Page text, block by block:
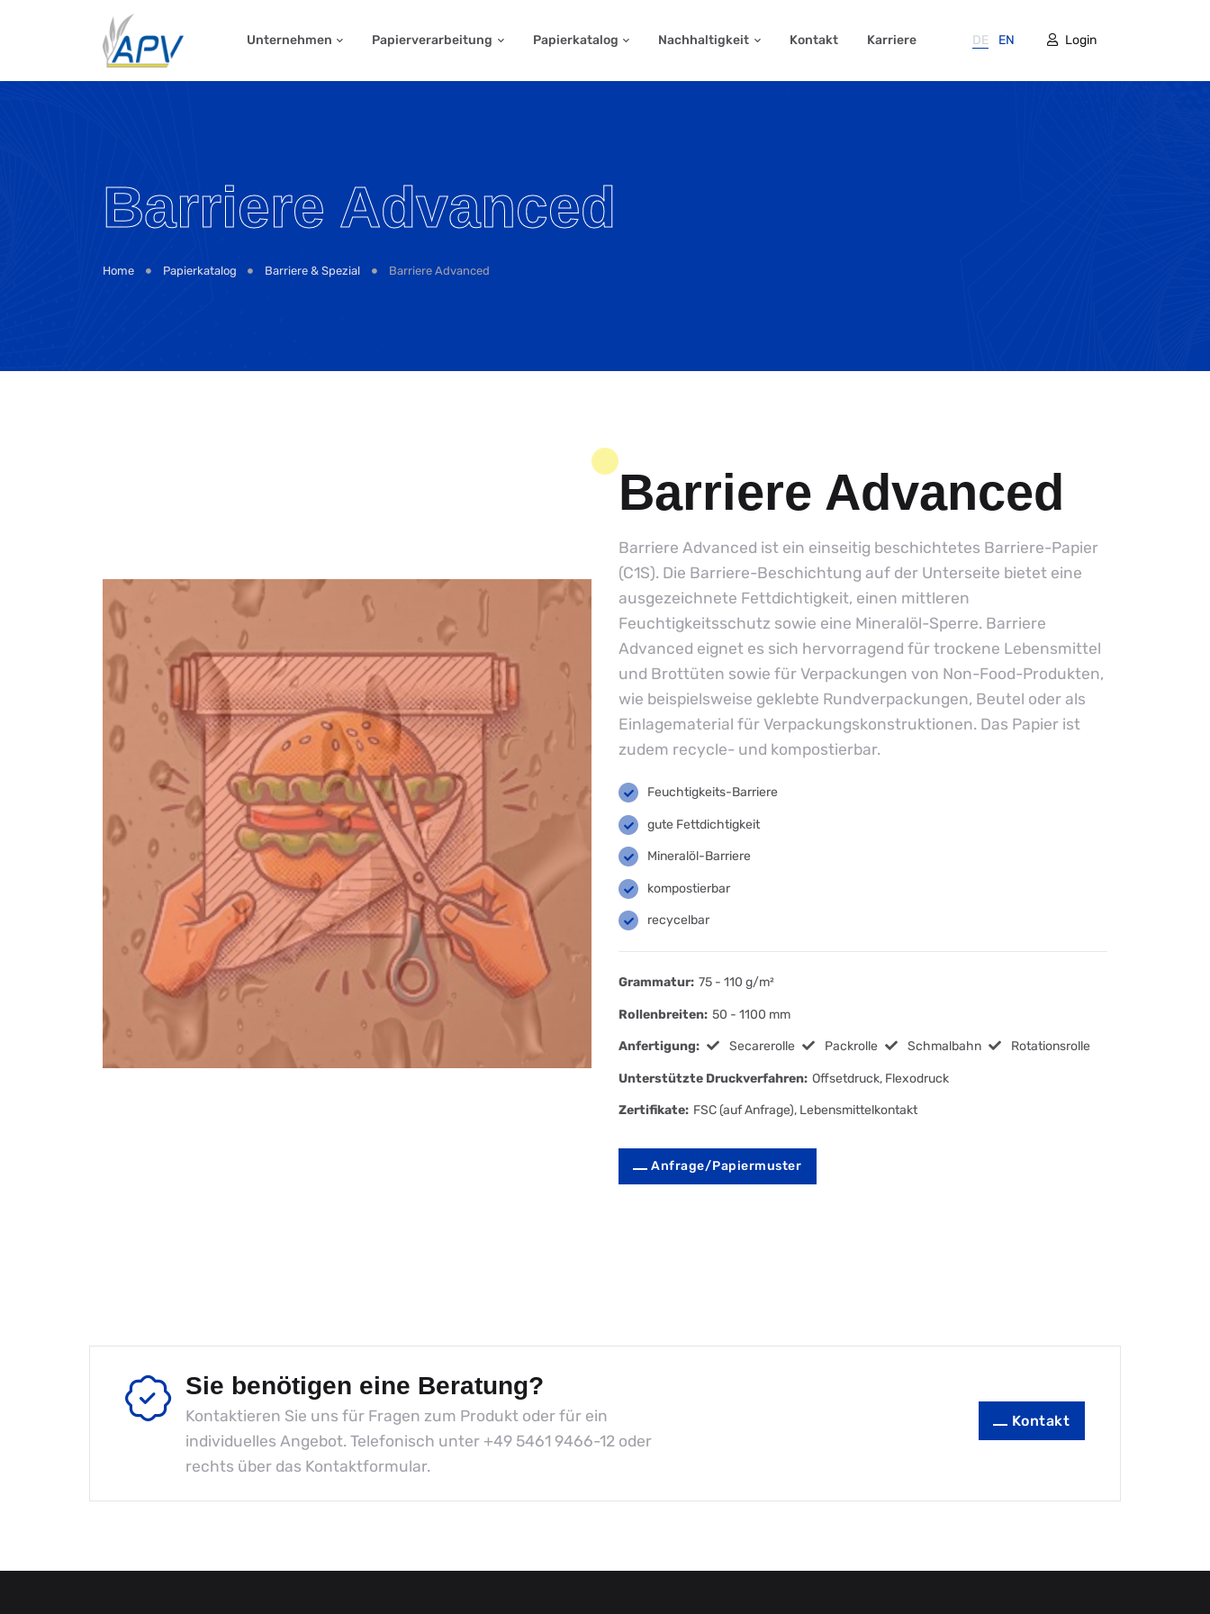
Unternehmen Papierverarbeitung Papierkatalog Nachhaltigkeit Kontakt Karriere DE EN Login
Barriere Advanced
Home Papierkatalog Barriere & Spezial Barriere Advanced
Barriere Advanced
Barriere Advanced ist ein einseitig beschichtetes Barriere-Papier
(C1S). Die Barriere-Beschichtung auf der Unterseite bietet eine
ausgezeichnete Fettdichtigkeit, einen mittleren
Feuchtigkeitsschutz sowie eine Mineralöl-Sperre. Barriere
Advanced eignet es sich hervorragend für trockene Lebensmittel
und Brottüten sowie für Verpackungen von Non-Food-Produkten,
wie beispielsweise geklebte Rundverpackungen, Beutel oder als
Einlagematerial für Verpackungskonstruktionen. Das Papier ist
zudem recycle- und kompostierbar.
Feuchtigkeits-Barriere
gute Fettdichtigkeit
Mineralöl-Barriere
kompostierbar
recycelbar
Grammatur: 75 - 110 g/m²
Rollenbreiten: 50 - 1100 mm
Anfertigung: Secarerolle Packrolle Schmalbahn Rotationsrolle
Unterstützte Druckverfahren: Offsetdruck, Flexodruck
Zertifikate: FSC (auf Anfrage), Lebensmittelkontakt
Anfrage/Papiermuster
Sie benötigen eine Beratung?
Kontaktieren Sie uns für Fragen zum Produkt oder für ein
individuelles Angebot. Telefonisch unter +49 5461 9466-12 oder
rechts über das Kontaktformular.
Kontakt